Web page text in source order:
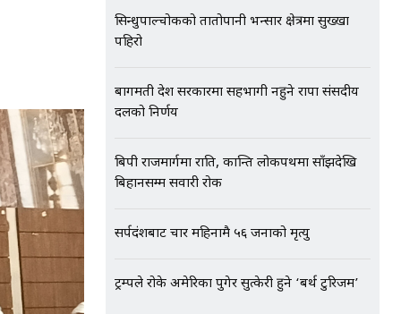
सिन्धुपाल्चोकको तातोपानी भन्सार क्षेत्रमा सुख्खा
पहिरो
बागमती प्रदेश सरकारमा सहभागी नहुने राप्रपा संसदीय
दलको निर्णय
बिपी राजमार्गमा राति, कान्ति लोकपथमा साँझदेखि
बिहानसम्म सवारी रोक
सर्पदंशबाट चार महिनामै ५६ जनाको मृत्यु
ट्रम्पले रोके अमेरिका पुगेर सुत्केरी हुने ‘बर्थ टुरिजम’